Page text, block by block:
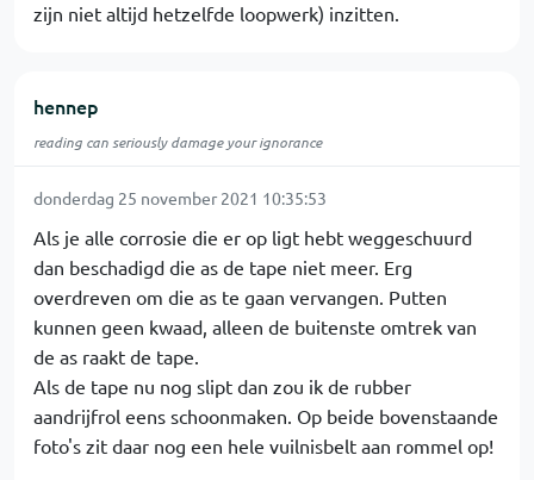
zijn niet altijd hetzelfde loopwerk) inzitten.
hennep
reading can seriously damage your ignorance
donderdag 25 november 2021 10:35:53
Als je alle corrosie die er op ligt hebt weggeschuurd
dan beschadigd die as de tape niet meer. Erg
overdreven om die as te gaan vervangen. Putten
kunnen geen kwaad, alleen de buitenste omtrek van
de as raakt de tape.
Als de tape nu nog slipt dan zou ik de rubber
aandrijfrol eens schoonmaken. Op beide bovenstaande
foto's zit daar nog een hele vuilnisbelt aan rommel op!